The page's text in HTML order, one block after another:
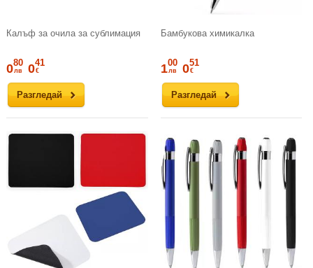
Калъф за очила за сублимация
Разгледай
080
лв 041
€
Бамбукова химикалка
Разгледай
100
лв 051
€